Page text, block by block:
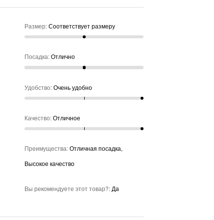
Размер:Соответствует размеру
Посадка:Отлично
Удобство:Очень удобно
Качество:Отличное
Преимущества:Отличная посадка,
Высокое качество
Вы рекомендуете этот товар?: Да